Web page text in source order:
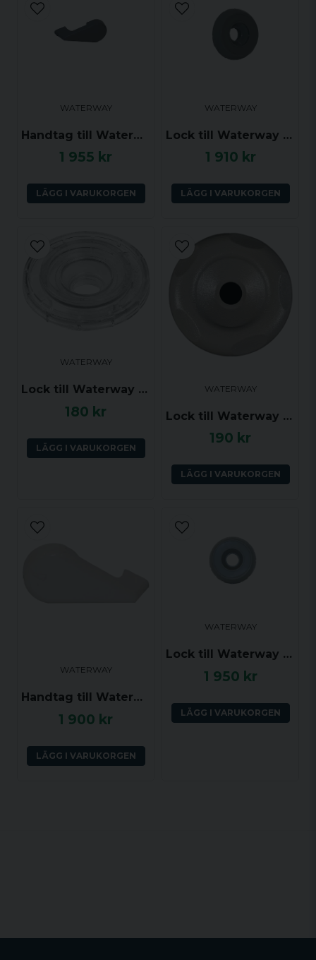
WATERWAY
Handtag till Waterway Diverter Valve 1.0 tum, Grå, Notched style
1 955 kr
LÄGG I VARUKORGEN
WATERWAY
Lock till Waterway Diverter Valve 1.0 tum, Grå, Textured style
1 910 kr
LÄGG I VARUKORGEN
WATERWAY
Lock till Waterway Orion On/Off ventil (Waterway)
180 kr
LÄGG I VARUKORGEN
WATERWAY
Lock till Waterway Diverter Valve 2.0 tum, Grå, Textured style
190 kr
LÄGG I VARUKORGEN
WATERWAY
Handtag till Waterway Diverter Valve 1.0 tum, Vitt, Notched style
1 900 kr
LÄGG I VARUKORGEN
WATERWAY
Lock till Waterway Diverter Valve 1.0 tum, Grå, slät
1 950 kr
LÄGG I VARUKORGEN
email
Mejladress